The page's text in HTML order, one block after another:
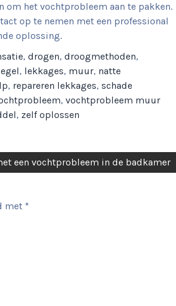
om het vochtprobleem aan te pakken.
op te nemen met een professional
oplossing.
, drogen, droogmethoden,
, lekkages, muur, natte
, repareren lekkages, schade
, vochtprobleem muur
, zelf oplossen
een vochtprobleem in de badkamer
met *